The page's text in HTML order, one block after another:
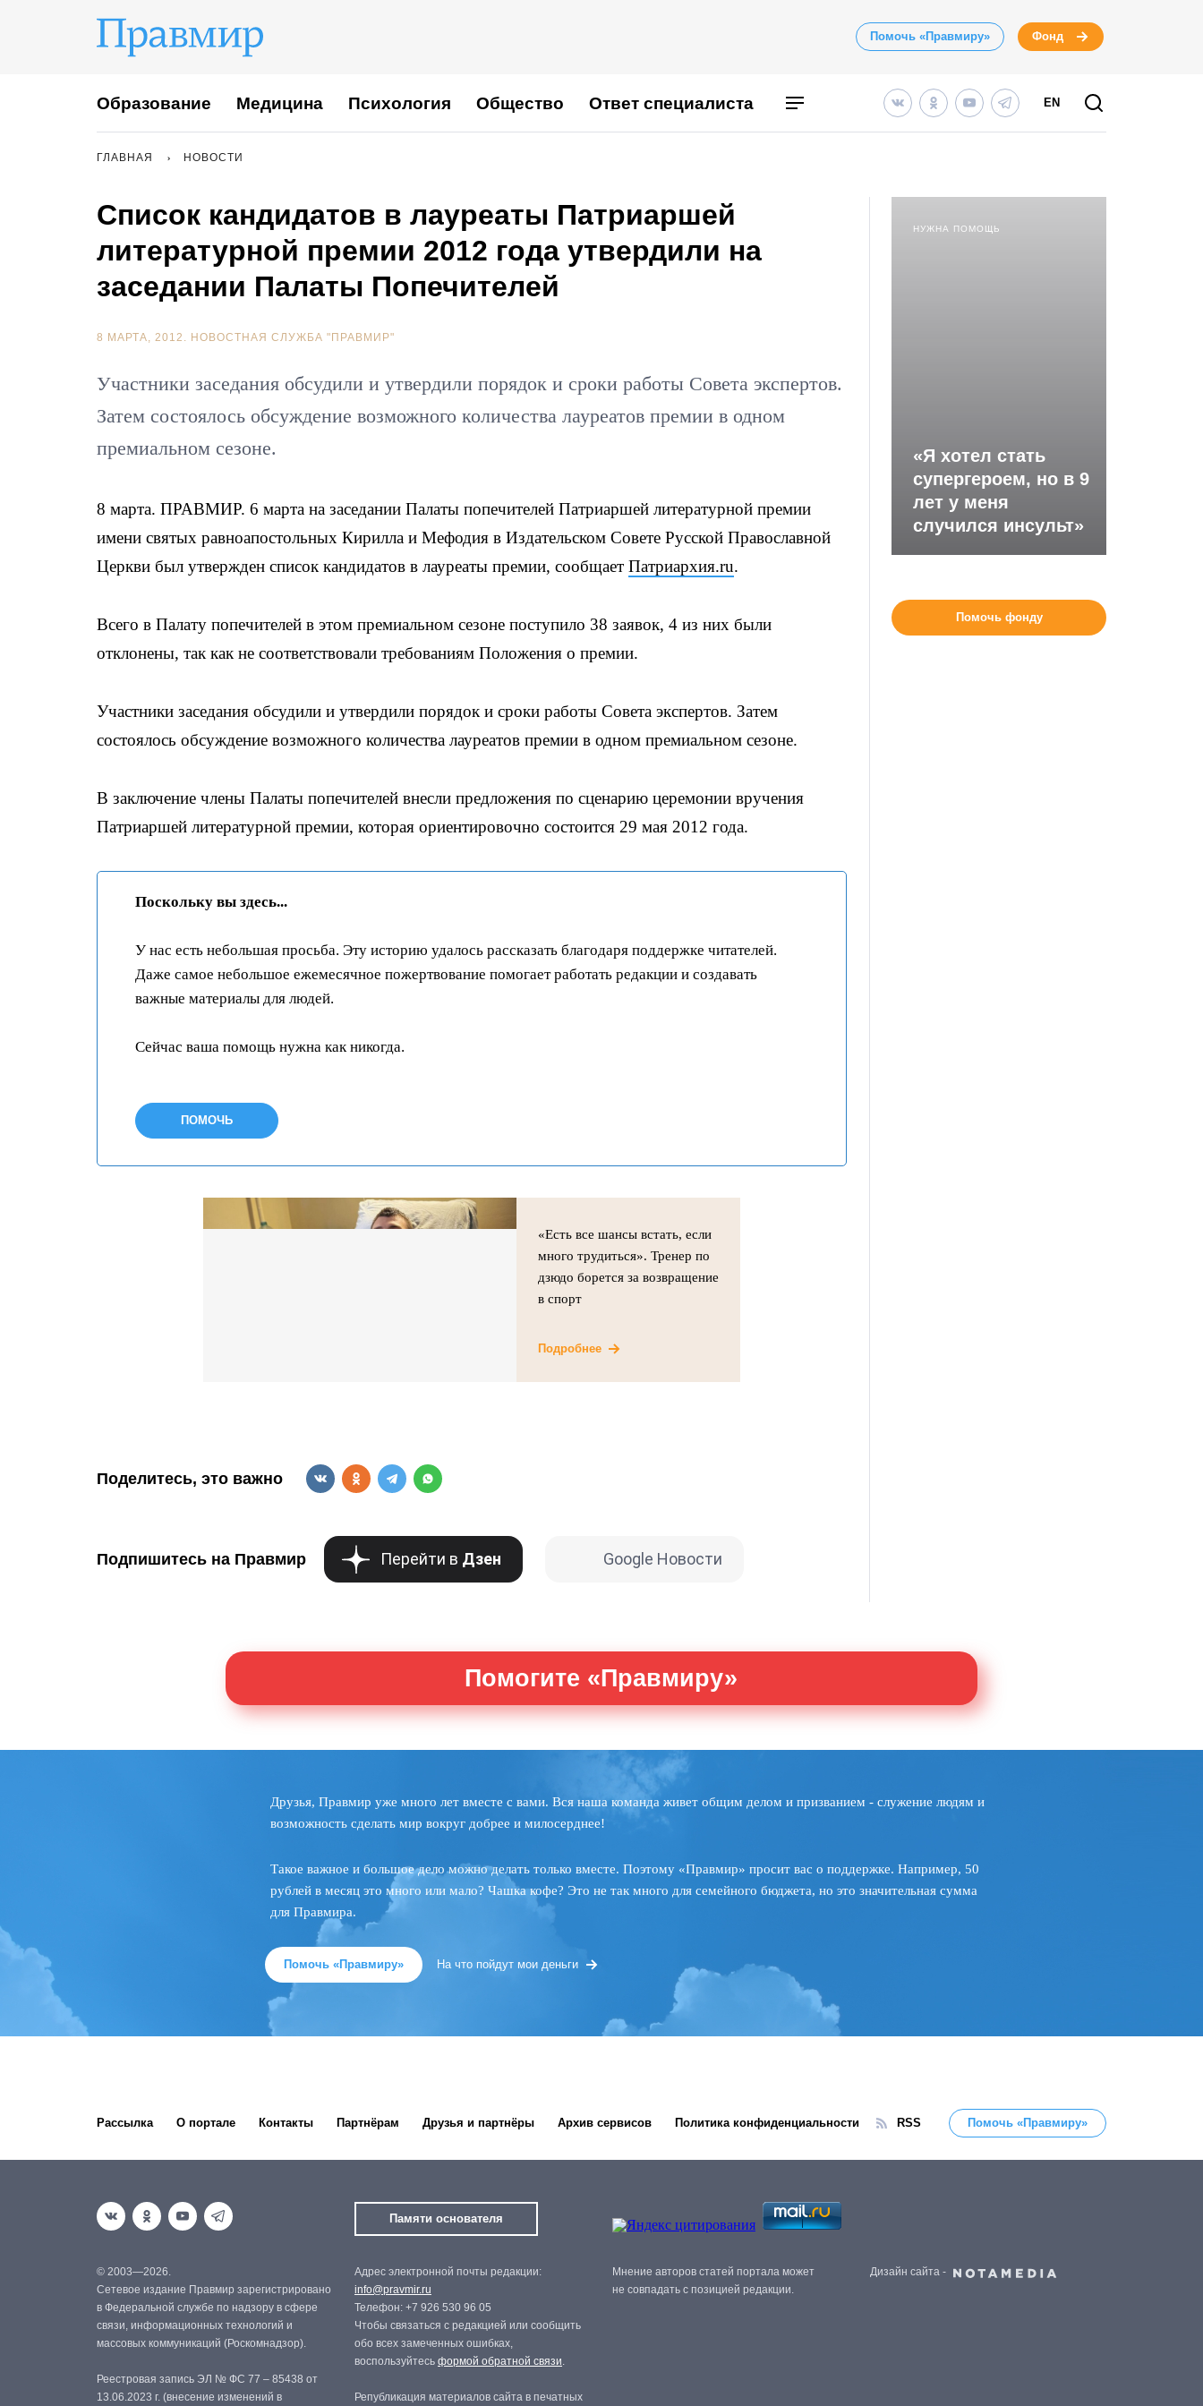
Помочь «Правмиру» Фонд
Образование Медицина Психология Общество Ответ специалиста EN
ГЛАВНАЯ НОВОСТИ
Список кандидатов в лауреаты Патриаршей
литературной премии 2012 года утвердили на
заседании Палаты Попечителей
8 МАРТА, 2012. НОВОСТНАЯ СЛУЖБА "ПРАВМИР"
Участники заседания обсудили и утвердили порядок и сроки работы Совета экспертов.
Затем состоялось обсуждение возможного количества лауреатов премии в одном
премиальном сезоне.
8 марта. ПРАВМИР. 6 марта на заседании Палаты попечителей Патриаршей литературной премии
имени святых равноапостольных Кирилла и Мефодия в Издательском Совете Русской Православной
Церкви был утвержден список кандидатов в лауреаты премии, сообщает Патриархия.ru.
Всего в Палату попечителей в этом премиальном сезоне поступило 38 заявок, 4 из них были
отклонены, так как не соответствовали требованиям Положения о премии.
Участники заседания обсудили и утвердили порядок и сроки работы Совета экспертов. Затем
состоялось обсуждение возможного количества лауреатов премии в одном премиальном сезоне.
В заключение члены Палаты попечителей внесли предложения по сценарию церемонии вручения
Патриаршей литературной премии, которая ориентировочно состоится 29 мая 2012 года.
Поскольку вы здесь...
У нас есть небольшая просьба. Эту историю удалось рассказать благодаря поддержке читателей.
Даже самое небольшое ежемесячное пожертвование помогает работать редакции и создавать
важные материалы для людей.
Сейчас ваша помощь нужна как никогда.
ПОМОЧЬ
«Есть все шансы встать, если
много трудиться». Тренер по
дзюдо борется за возвращение
в спорт
Подробнее
Поделитесь, это важно
Подпишитесь на Правмир Перейти в Дзен Google Новости
НУЖНА ПОМОЩЬ
«Я хотел стать
супергероем, но в 9
лет у меня
случился инсульт»
Помочь фонду
Помогите «Правмиру»
Друзья, Правмир уже много лет вместе с вами. Вся наша команда живет общим делом и призванием - служение людям и
возможность сделать мир вокруг добрее и милосерднее!
Такое важное и большое дело можно делать только вместе. Поэтому «Правмир» просит вас о поддержке. Например, 50
рублей в месяц это много или мало? Чашка кофе? Это не так много для семейного бюджета, но это значительная сумма
для Правмира.
Помочь «Правмиру» На что пойдут мои деньги
Рассылка О портале Контакты Партнёрам Друзья и партнёры Архив сервисов Политика конфиденциальности RSS Помочь «Правмиру»
Памяти основателя
© 2003—2026.
Сетевое издание Правмир зарегистрировано
в Федеральной службе по надзору в сфере
связи, информационных технологий и
массовых коммуникаций (Роскомнадзор).
Реестровая запись ЭЛ № ФС 77 – 85438 от
13.06.2023 г. (внесение изменений в
Адрес электронной почты редакции:
info@pravmir.ru
Телефон: +7 926 530 96 05
Чтобы связаться с редакцией или сообщить
обо всех замеченных ошибках,
воспользуйтесь формой обратной связи.
Републикация материалов сайта в печатных
Мнение авторов статей портала может
не совпадать с позицией редакции.
Дизайн сайта -